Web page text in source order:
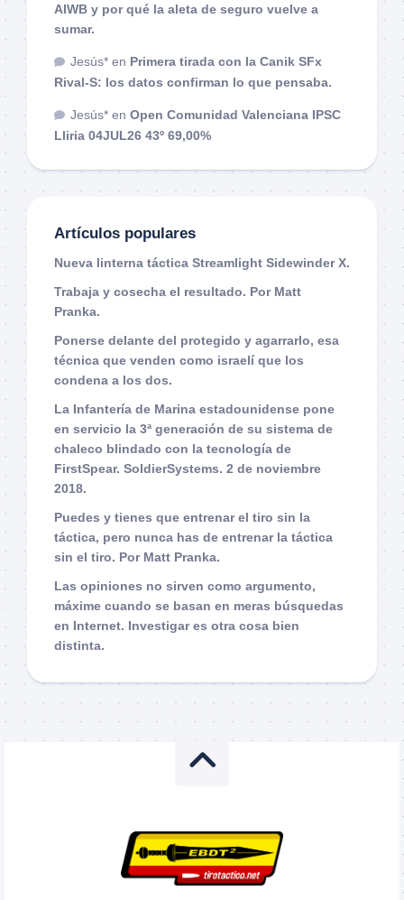
AIWB y por qué la aleta de seguro vuelve a
sumar.
Jesús* en Primera tirada con la Canik SFx
Rival-S: los datos confirman lo que pensaba.
Jesús* en Open Comunidad Valenciana IPSC
Lliria 04JUL26 43º 69,00%
Artículos populares
Nueva linterna táctica Streamlight Sidewinder X.
Trabaja y cosecha el resultado. Por Matt
Pranka.
Ponerse delante del protegido y agarrarlo, esa
técnica que venden como israelí que los
condena a los dos.
La Infantería de Marina estadounidense pone
en servicio la 3ª generación de su sistema de
chaleco blindado con la tecnología de
FirstSpear. SoldierSystems. 2 de noviembre
2018.
Puedes y tienes que entrenar el tiro sin la
táctica, pero nunca has de entrenar la táctica
sin el tiro. Por Matt Pranka.
Las opiniones no sirven como argumento,
máxime cuando se basan en meras búsquedas
en Internet. Investigar es otra cosa bien
distinta.